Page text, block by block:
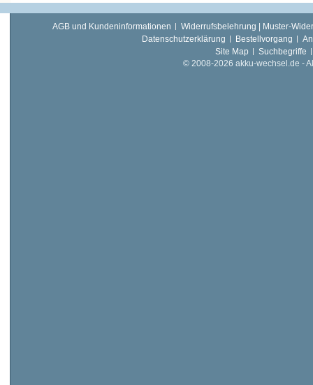
AGB und Kundeninformationen
Widerrufsbelehrung | Muster-
Datenschutzerklärung
Bestellvorgang
Site Map
Suchbegriffe
© 2008-2026 akku-wechsel.de -